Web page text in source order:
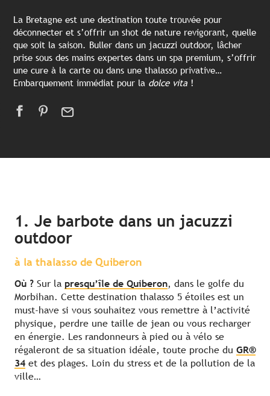
La Bretagne est une destination toute trouvée pour
déconnecter et s’offrir un shot de nature revigorant, quelle
que soit la saison. Buller dans un jacuzzi outdoor, lâcher
prise sous des mains expertes dans un spa premium, s’offrir
une cure à la carte ou dans une thalasso privative…
Embarquement immédiat pour la dolce vita !
1. Je barbote dans un jacuzzi
outdoor
à la thalasso de Quiberon
Où ? Sur la presqu’île de Quiberon, dans le golfe du
Morbihan. Cette destination thalasso 5 étoiles est un
must-have si vous souhaitez vous remettre à l’activité
physique, perdre une taille de jean ou vous recharger
en énergie. Les randonneurs à pied ou à vélo se
régaleront de sa situation idéale, toute proche du GR®
34 et des plages. Loin du stress et de la pollution de la
ville…